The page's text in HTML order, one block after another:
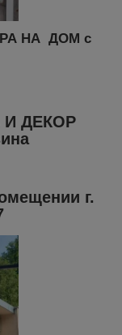
НА ДОМ с
И ДЕКОР
г.